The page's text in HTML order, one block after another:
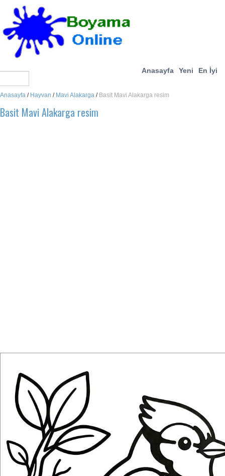
Anasayfa Yeni En İyi
Anasayfa / Hayvan / Mavi Alakarga / Basit Mavi Alakarga resim
Basit Mavi Alakarga resim